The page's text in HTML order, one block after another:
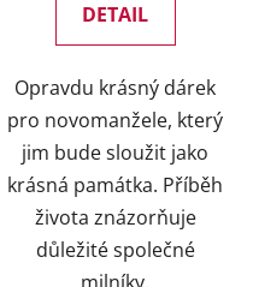
DETAIL
Opravdu krásný dárek
pro novomanžele, který
jim bude sloužit jako
krásná památka. Příběh
života znázorňuje
důležité společné